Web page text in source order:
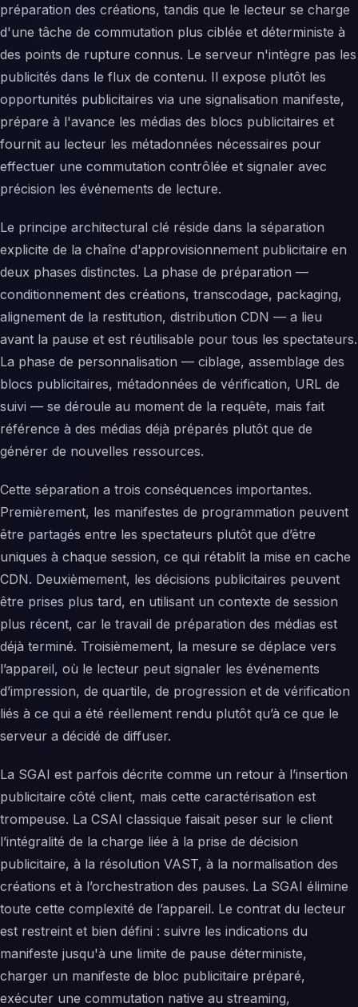
préparation des créations, tandis que le lecteur se charge
d'une tâche de commutation plus ciblée et déterministe à
des points de rupture connus. Le serveur n'intègre pas les
publicités dans le flux de contenu. Il expose plutôt les
opportunités publicitaires via une signalisation manifeste,
prépare à l'avance les médias des blocs publicitaires et
fournit au lecteur les métadonnées nécessaires pour
effectuer une commutation contrôlée et signaler avec
précision les événements de lecture.
Le principe architectural clé réside dans la séparation
explicite de la chaîne d'approvisionnement publicitaire en
deux phases distinctes. La phase de préparation —
conditionnement des créations, transcodage, packaging,
alignement de la restitution, distribution CDN — a lieu
avant la pause et est réutilisable pour tous les spectateurs.
La phase de personnalisation — ciblage, assemblage des
blocs publicitaires, métadonnées de vérification, URL de
suivi — se déroule au moment de la requête, mais fait
référence à des médias déjà préparés plutôt que de
générer de nouvelles ressources.
Cette séparation a trois conséquences importantes.
Premièrement, les manifestes de programmation peuvent
être partagés entre les spectateurs plutôt que d’être
uniques à chaque session, ce qui rétablit la mise en cache
CDN. Deuxièmement, les décisions publicitaires peuvent
être prises plus tard, en utilisant un contexte de session
plus récent, car le travail de préparation des médias est
déjà terminé. Troisièmement, la mesure se déplace vers
l’appareil, où le lecteur peut signaler les événements
d’impression, de quartile, de progression et de vérification
liés à ce qui a été réellement rendu plutôt qu’à ce que le
serveur a décidé de diffuser.
La SGAI est parfois décrite comme un retour à l’insertion
publicitaire côté client, mais cette caractérisation est
trompeuse. La CSAI classique faisait peser sur le client
l’intégralité de la charge liée à la prise de décision
publicitaire, à la résolution VAST, à la normalisation des
créations et à l’orchestration des pauses. La SGAI élimine
toute cette complexité de l’appareil. Le contrat du lecteur
est restreint et bien défini : suivre les indications du
manifeste jusqu'à une limite de pause déterministe,
charger un manifeste de bloc publicitaire préparé,
exécuter une commutation native au streaming,